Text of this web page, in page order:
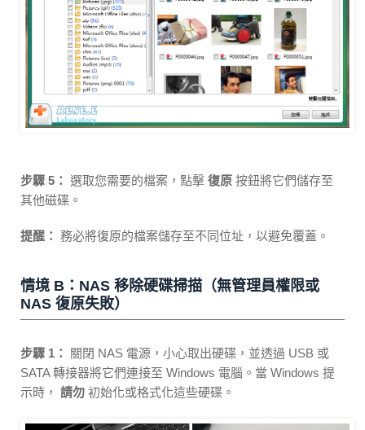
步驟 5： 選取您需要的檔案，點擊 復原 按鈕將它們儲存至
其他磁碟。
提醒： 務必將復原的檔案儲存至不同位址，以避免覆蓋。
情境 B：NAS 移除硬碟掃描（無管理員權限或
NAS 復原失敗）
步驟 1：
關閉 NAS 電源，小心取出硬碟，並透過 USB 或
SATA 轉接器將它們連接至 Windows 電腦。當 Windows 提
示時， 請勿 初始化或格式化這些硬碟。